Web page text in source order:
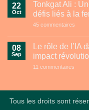
22
Oct
Tonkgat Ali :
défis liés à la
45 commentaires
:
Une
liés
la
08
Sep
Le rôle de l’IA
impact
11 commentaires
dans
Tous les droits sont